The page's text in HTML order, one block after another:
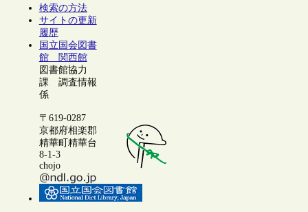
検索の方法
サイトの更新
履歴
国立国会図書
館 関西館
図書館協力
課 調査情報
係
〒619-0287
京都府相楽郡
精華町精華台
8-1-3
chojo